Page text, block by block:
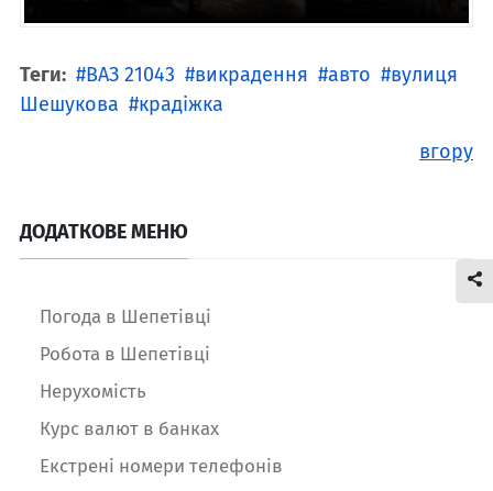
Теги: ВАЗ 21043 викрадення авто
вулиця
Шешукова
крадіжка
вгору
ДОДАТКОВЕ МЕНЮ
Погода в Шепетівці
Робота в Шепетівці
Нерухомість
Курс валют в банках
Екстрені номери телефонів